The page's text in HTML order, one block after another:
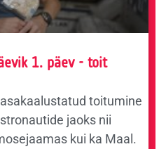
1. päev - toit
toitumine
jaoks nii
kui ka Maal.